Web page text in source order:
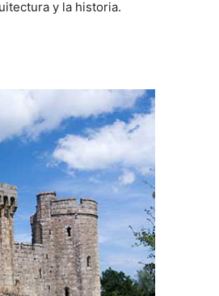
y la historia.